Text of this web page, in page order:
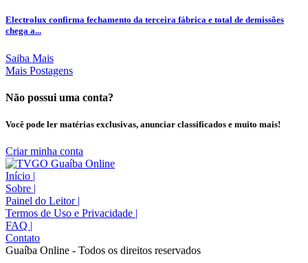
Electrolux confirma fechamento da terceira fábrica e total de demissões
chega a...
Saiba Mais
Mais Postagens
Não possui uma conta?
Você pode ler matérias exclusivas, anunciar classificados e muito mais!
Criar minha conta
Início |
Sobre |
Painel do Leitor |
Termos de Uso e Privacidade |
FAQ |
Contato
Guaíba Online - Todos os direitos reservados